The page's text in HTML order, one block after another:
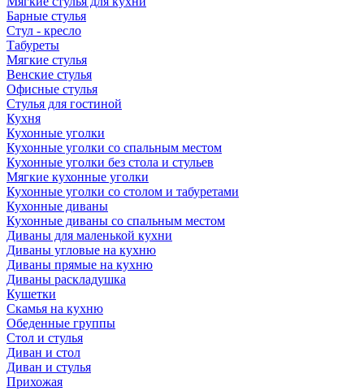
Барные стулья
Стул - кресло
Табуреты
Мягкие стулья
Венские стулья
Офисные стулья
Стулья для гостиной
Кухня
Кухонные уголки
Кухонные уголки со спальным местом
Кухонные уголки без стола и стульев
Мягкие кухонные уголки
Кухонные уголки со столом и табуретами
Кухонные диваны
Кухонные диваны со спальным местом
Диваны для маленькой кухни
Диваны угловые на кухню
Диваны прямые на кухню
Диваны раскладушка
Кушетки
Скамья на кухню
Обеденные группы
Стол и стулья
Диван и стол
Диван и стулья
Прихожая